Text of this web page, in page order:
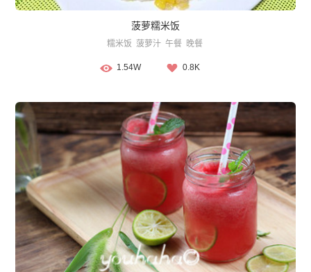
菠萝糯米饭
糯米饭 菠萝汁 午餐 晚餐
1.54W 0.8K